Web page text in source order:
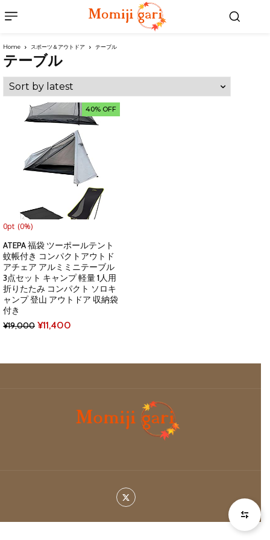
Home スポーツ＆アウトドア テーブル
テーブル
40% OFF
0pt (0%)
ATEPA 福袋 ツーポールテント
蚊帳付き コンパクトアウトド
アチェア アルミミニテーブル
3点セット キャンプ 軽量 1人用
折りたたみ コンパクト ソロキ
ャンプ 登山 アウトドア 収納袋
付き
¥19,000 Original
¥11,400